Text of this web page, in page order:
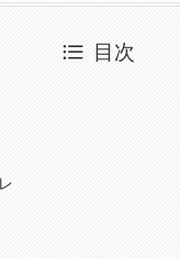
目次